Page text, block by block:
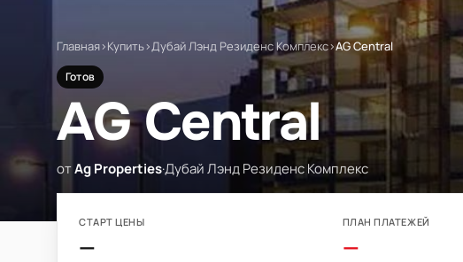
Главная›Купить›Дубай Лэнд Резиденс Комплекс›AG Central
Готов
AG Central
отAg Properties·Дубай Лэнд Резиденс Комплекс
СТАРТ ЦЕНЫ
—
ПЛАН ПЛАТЕЖЕЙ
—